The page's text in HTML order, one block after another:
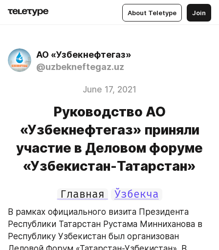
About Teletype Join
АО «Узбекнефтегаз»
@uzbekneftegaz.uz
June 17, 2021
Руководство АО
«Узбекнефтегаз» приняли
участие в Деловом форуме
«Узбекистан-Татарстан»
Главная Ўзбекча
В рамках официального визита Президента
Республики Татарстан Рустама Минниханова в
Республику Узбекистан был организован